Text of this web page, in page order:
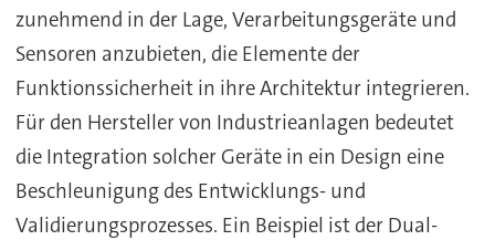
zunehmend in der Lage, Verarbeitungsgeräte und
Sensoren anzubieten, die Elemente der
Funktionssicherheit in ihre Architektur integrieren.
Für den Hersteller von Industrieanlagen bedeutet
die Integration solcher Geräte in ein Design eine
Beschleunigung des Entwicklungs- und
Validierungsprozesses. Ein Beispiel ist der Dual-